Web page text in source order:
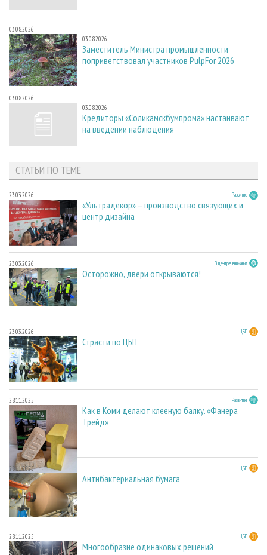
03.08.2026
03.08.2026
Заместитель Министра промышленности
поприветствовал участников PulpFor 2026
03.08.2026
03.08.2026
Кредиторы «Соликамскбумпрома» настаивают
на введении наблюдения
СТАТЬИ ПО ТЕМЕ
23.03.2026 Развитие
«Ультрадекор» – производство связующих и
центр дизайна
23.03.2026 В центре внимания
Осторожно, двери открываются!
23.03.2026 ЦБП
Страсти по ЦБП
28.11.2025 Развитие
Как в Коми делают клееную балку. «Фанера
Трейд»
28.11.2025 ЦБП
Антибактериальная бумага
28.11.2025 ЦБП
Многообразие одинаковых решений